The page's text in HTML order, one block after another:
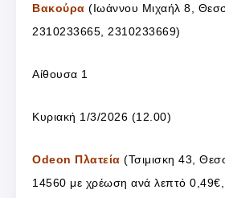
Βακούρα (Ιωάννου Μιχαήλ 8,
2310233665, 2310233669)
Αίθουσα 1
Κυριακή 1/3/2026 (12.00)
Odeon Πλατεία (Τσιμισκη 43,
14560 με χρέωση ανά λεπτό